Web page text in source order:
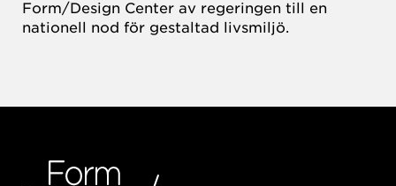
Form/Design Center av regeringen till en
nationell nod för gestaltad livsmiljö.